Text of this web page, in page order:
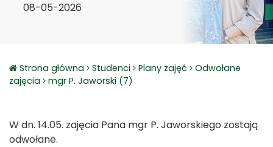
08-05-2026
Strona główna Studenci Plany zajęć
Odwołane
zajęcia
mgr P. Jaworski (7)
W dn. 14.05. zajęcia Pana mgr P. Jaworskiego zostają
odwołane.